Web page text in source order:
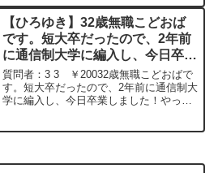
てみました。過去にこんな質問してるか
な？と気になったことがあれば、下記の
サイトから検索してみてください。
https://hiroyuki-ziten.com/できるだけ、
多くの質問を今後も編集し、アップロー
ドしていきますので、使いやすいと感じ
て頂けたら、いいね！やチャンネル登録
をよろしくお願いします。
患者に合わせて10分20分対応する病院は
潰...
【ひろゆき】32歳無職こどおば
です。短大卒だったので、2年前
に通信制大学に編入し、今日卒業
しました！やったー★ー ひろゆ
き切り抜き 20240314
質問者：3 3 ￥20032歳無職こどおばで
す。短大卒だったので、2年前に通信制大
学に編入し、今日卒業しました！やった
v=4Qas26IBYfk*****************************